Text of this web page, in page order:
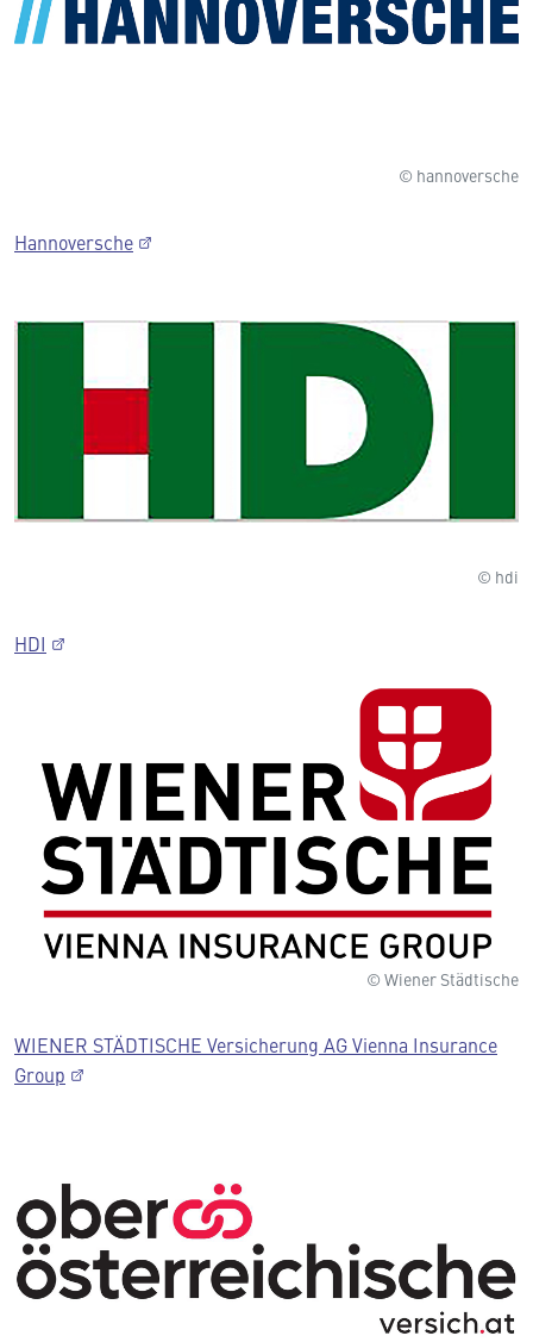
© hannoversche
Hannoversche
© hdi
HDI
© Wiener Städtische
WIENER STÄDTISCHE Versicherung AG Vienna Insurance
Group